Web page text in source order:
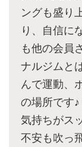
ングも盛り
り、自信に
も他の会員
ナルジムと
んで運動、
の場所です
気持ちがス
不安も吹っ